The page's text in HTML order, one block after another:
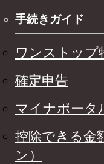
手続きガイド
ワンストップ
確定申告
マイナポータ
控除できる金
ン）